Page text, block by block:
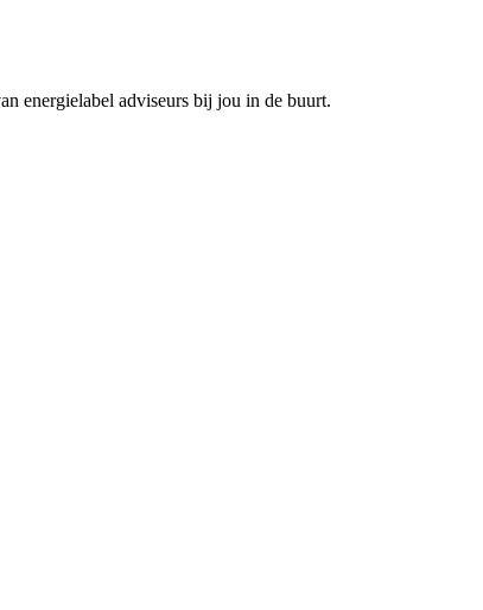
energielabel adviseurs bij jou in de buurt.